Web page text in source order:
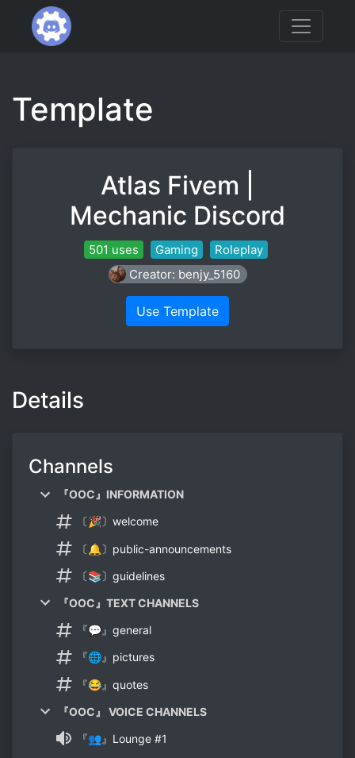
Template
Atlas Fivem |
Mechanic Discord
501 uses Gaming
Roleplay
Creator: benjy_5160
Use Template
Details
Channels
『OOC』INFORMATION
〔🎉〕welcome
〔🔔〕public-announcements
〔📚〕guidelines
『OOC』TEXT CHANNELS
『💬』general
『🌐』pictures
『😂』quotes
『OOC』 VOICE CHANNELS
『👥』Lounge #1